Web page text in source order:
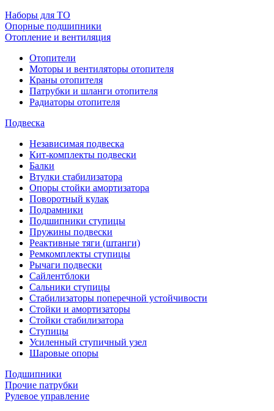
Наборы для ТО
Опорные подшипники
Отопление и вентиляция
Отопители
Моторы и вентиляторы отопителя
Краны отопителя
Патрубки и шланги отопителя
Радиаторы отопителя
Подвеска
Независимая подвеска
Кит-комплекты подвески
Балки
Втулки стабилизатора
Опоры стойки амортизатора
Поворотный кулак
Подрамники
Подшипники ступицы
Пружины подвески
Реактивные тяги (штанги)
Ремкомплекты ступицы
Рычаги подвески
Сайлентблоки
Сальники ступицы
Стабилизаторы поперечной устойчивости
Стойки и амортизаторы
Стойки стабилизатора
Ступицы
Усиленный ступичный узел
Шаровые опоры
Подшипники
Прочие патрубки
Рулевое управление